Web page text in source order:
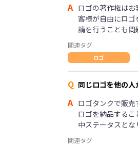
A ロゴの著作権は
客様が自由にロ
請を行うことも
関連タグ
ロゴ
Q 同じロゴを他の
A ロゴタンクで販
ロゴを納品する
中ステータスと
関連タグ